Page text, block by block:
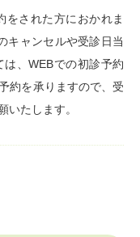
をされた方におかれま
キャンセルや受診日当
、WEBでの初診予約
約を承りますので、受
いたします。